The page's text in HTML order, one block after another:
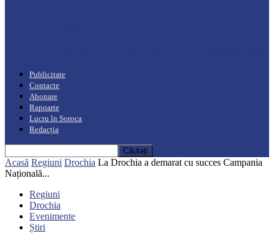
Publicitate
Contacte
Abonare
Rapoarte
Lucru în Soroca
Redacția
Acasă Regiuni Drochia La Drochia a demarat cu succes Campania
Națională...
Regiuni
Drochia
Evenimente
Știri